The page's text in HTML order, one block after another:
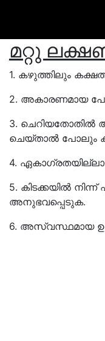
മറ്റു
1. കഴുത്തിലും
2. അകാരണമായ
3.
ചെയ്താൽ പോലും
4.
5. കിടക്കയിൽ
അനുഭവപ്പെടുക.
6. അസ്വസ്ഥമായ